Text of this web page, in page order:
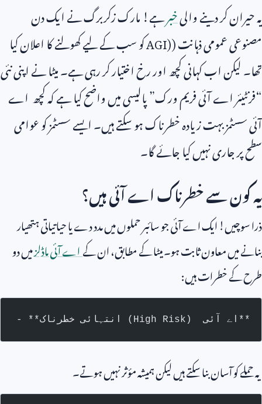
یہ حیران کر دینے والیخبرہے! مارک زکربرگ نے ایک دن
مصنوعی عمومی ذہانت (AGI)کو سب کے لیے کھولنے کا اعلان کیا
تھا۔ لیکن اب کہانی کچھ اور رخ اختیار کر رہی ہے۔ میٹا نے اپنی نئی
“فرنٹیئر اے آئی فریم ورک” پالیسی میں واضح کیا ہے کہ کچھ اے
آئی سسٹمز بہت زیادہ خطرناک ہو سکتے ہیں۔ ایسے سسٹمز کو عوامی
سطح پر جاری نہیں کیا جائے گا۔
یہ کون سے خطرناک اے آئی ہیں؟
ذرا سوچیں! ایک اے آئی جو سائبر حملوں میں مدد دے یا حیاتیاتی ہتھیار
بنانے میں معاون ثابت ہو۔ میٹا کے مطابق، ان کےاے آئی ماڈلزمیں دو
طرح کے خطرات ہیں:
- **انتہائی خطرناک (High Risk)  اے آئی**
یہ حملے کو آسان بنا سکتے ہیں لیکن ہمیشہ مؤثر نہیں ہوتے۔